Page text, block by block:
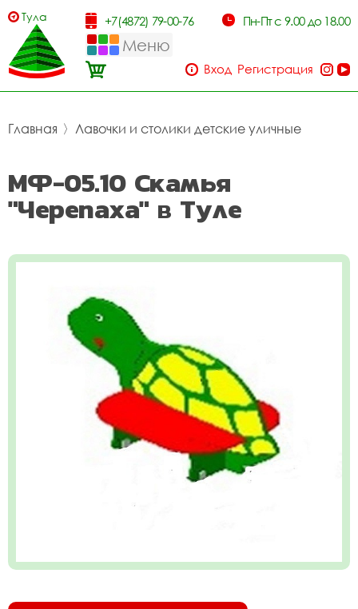
Тула +7(4872) 79-00-76 Пн-Пт с 9.00 до 18.00
Меню
Вход Регистрация
Главная 〉 Лавочки и столики детские уличные
МФ-05.10 Скамья
"Черепаха" в Туле